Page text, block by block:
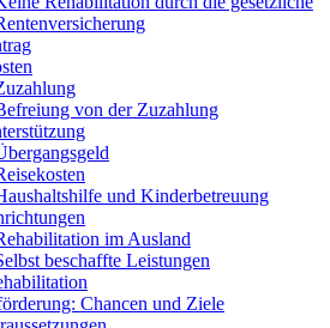
von der Zuzahlung
und Kinderbetreuung
im Ausland
beschaffte Leistungen
Chancen und Ziele